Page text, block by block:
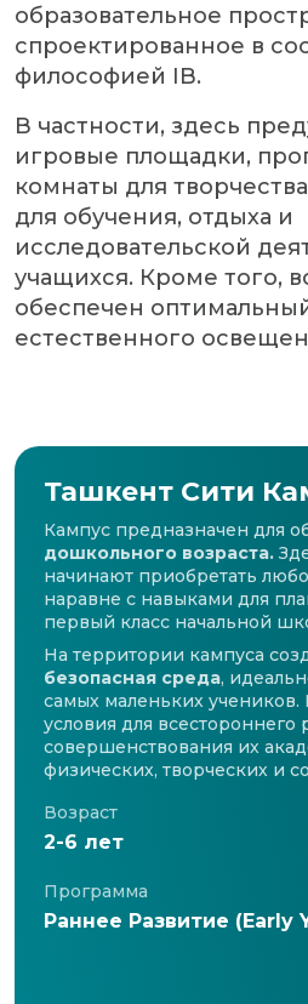
образовательное
спроектированное в
философией IB.
В частности, здесь
игровые площадки,
комнаты для
для обучения, отдыха и
исследовательской
учащихся. Кроме того,
обеспечен
естественного
Ташкент Сити
Кампус предназначен для
дошкольного возраста.
начинают приобретать
наравне с навыками для
первый класс начальной
На территории кампуса
безопасная среда,
самых маленьких
условия для всестороннего
совершенствования их
физических, творческих и
Возраст
2-6 лет
Программа
Раннее Развитие (Early